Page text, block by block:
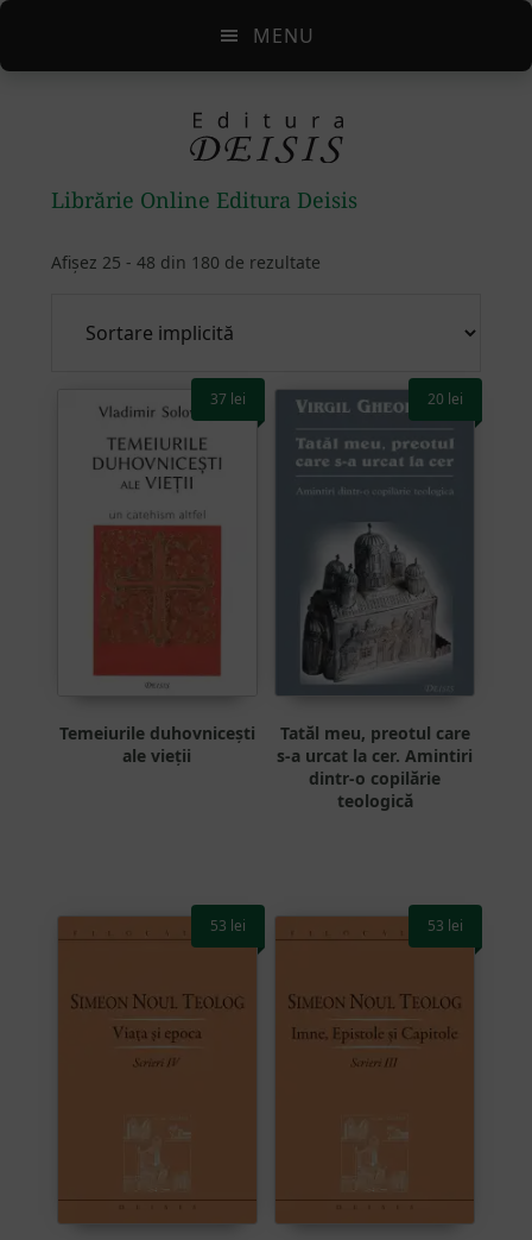
main
primary
footer
MENU
Librărie Online Editura Deisis
Afișez 25 - 48 din 180 de rezultate
Temeiurile duhovnicești
ale vieții
37 lei
Tatăl meu, preotul care
s-a urcat la cer. Amintiri
dintr-o copilărie
teologică
20 lei
53 lei 53 lei